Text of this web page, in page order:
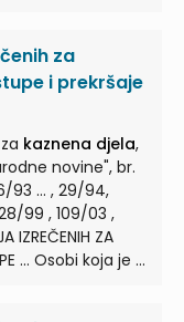
23. studenoga
sankcija i
je u svrhu
djela...
za
i prekršaje
kaznena djela,
novine", br.
29/94,
IZREČENIH ZA
je u